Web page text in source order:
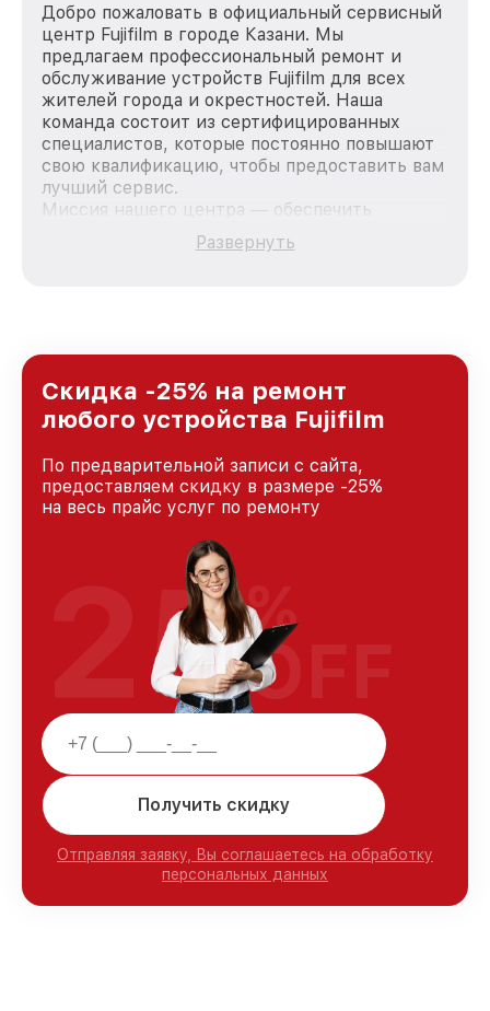
Добро пожаловать в официальный сервисный
центр Fujifilm в городе Казани. Мы
предлагаем профессиональный ремонт и
обслуживание устройств Fujifilm для всех
жителей города и окрестностей. Наша
команда состоит из сертифицированных
специалистов, которые постоянно повышают
свою квалификацию, чтобы предоставить вам
лучший сервис.
Миссия нашего центра — обеспечить
качественный и доступный ремонт для
каждого пользователя продукции Fujifilm, вне
Казани, постоянно повышая уровень доверия
и лояльности наших клиентов.
Развернуть
Скидка -25% на ремонт
любого устройства Fujifilm
По предварительной записи с сайта,
предоставляем скидку в размере -25%
на весь прайс услуг по ремонту
Получить скидку
Отправляя заявку, Вы соглашаетесь на обработку
персональных данных
25%
OFF